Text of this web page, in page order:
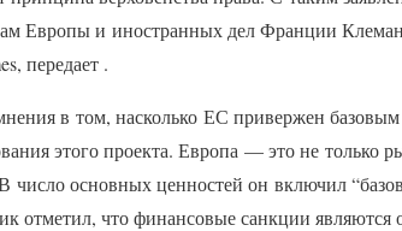
Европы и иностранных дел Франции
передает .
в том, насколько ЕС привержен
этого проекта. Европа — это не только
число основных ценностей он включил
отметил, что финансовые санкции являются